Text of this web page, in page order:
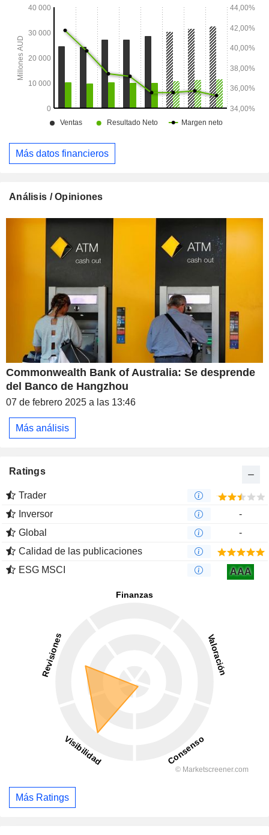
Más datos financieros
Análisis / Opiniones
Commonwealth Bank of Australia: Se desprende
del Banco de Hangzhou
07 de febrero 2025 a las 13:46
Más análisis
Ratings
Trader
Inversor
-
Global
-
Calidad de las publicaciones
ESG MSCI
AAA
Más Ratings